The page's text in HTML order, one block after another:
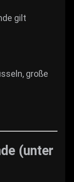
gilt
große
(unter